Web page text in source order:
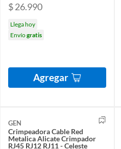
$ 26.990
Llega hoy
Envíogratis
Agregar
GEN
Crimpeadora Cable Red
Metalica Alicate Crimpador
RJ45 RJ12 RJ11 - Celeste